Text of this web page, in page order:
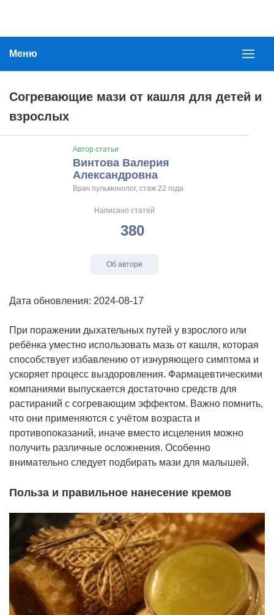
Меню
Согревающие мази от кашля для детей и
взрослых
Автор статьи
Винтова Валерия
Александровна
Врач пульмонолог, стаж 22 года
Написано статей
380
Об авторе
Дата обновления: 2024-08-17
При поражении дыхательных путей у взрослого или
ребёнка уместно использовать мазь от кашля, которая
способствует избавлению от изнуряющего симптома и
ускоряет процесс выздоровления. Фармацевтическими
компаниями выпускается достаточно средств для
растираний с согревающим эффектом. Важно помнить,
что они применяются с учётом возраста и
противопоказаний, иначе вместо исцеления можно
получить различные осложнения. Особенно
внимательно следует подбирать мази для малышей.
Польза и правильное нанесение кремов